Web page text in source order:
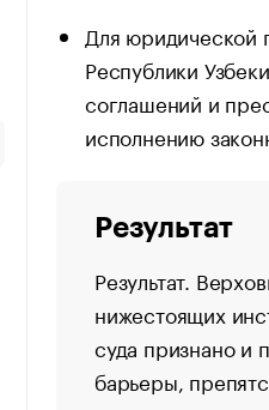
Для юридической
Республики
соглашений и
исполнению
Результат
Результат.
нижестоящих
суда признано и
барьеры,